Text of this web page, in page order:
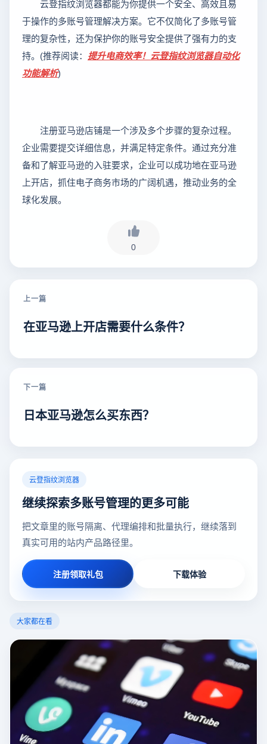
云登指纹浏览器都能为你提供一个安全、高效且易
于操作的多账号管理解决方案。它不仅简化了多账号管
理的复杂性，还为保护你的账号安全提供了强有力的支
持。 (推荐阅读： 提升电商效率！云登指纹浏览器自动化
功能解析)
注册亚马逊店铺是一个涉及多个步骤的复杂过程。
企业需要提交详细信息，并满足特定条件。通过充分准
备和了解亚马逊的入驻要求，企业可以成功地在亚马逊
上开店，抓住电子商务市场的广阔机遇，推动业务的全
球化发展。
0
上一篇
在亚马逊上开店需要什么条件？
下一篇
日本亚马逊怎么买东西？
云登指纹浏览器
继续探索多账号管理的更多可能
把文章里的账号隔离、代理编排和批量执行，继续落到
真实可用的站内产品路径里。
注册领取礼包 下载体验
大家都在看